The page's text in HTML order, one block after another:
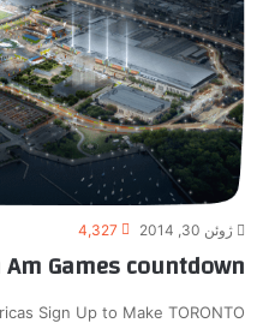
ژوئن 30, 2014 4,327
Am Games countdown
Sign Up to Make TORONTO